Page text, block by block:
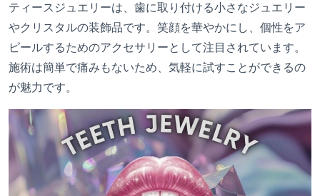
ティースジュエリーは、歯に取り付ける小さなジュエリー
やクリスタルの装飾品です。笑顔を華やかにし、個性をア
ピールするためのアクセサリーとして注目されています。
施術は簡単で痛みもないため、気軽に試すことができるの
が魅力です。